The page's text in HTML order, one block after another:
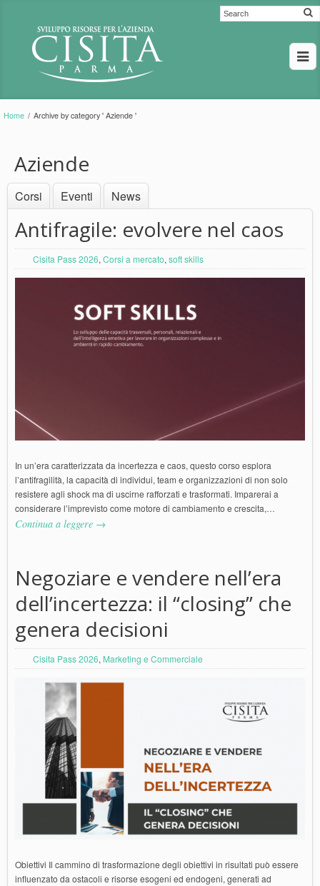
Home / Archive by category ' Aziende '
Aziende
Corsi Eventi News
Antifragile: evolvere nel caos
Cisita Pass 2026, Corsi a mercato, soft skills
In un’era caratterizzata da incertezza e caos, questo corso esplora
l’antifragilità, la capacità di individui, team e organizzazioni di non solo
resistere agli shock ma di uscirne rafforzati e trasformati. Imparerai a
considerare l’imprevisto come motore di cambiamento e crescita,…
Continua a leggere →
Negoziare e vendere nell’era
dell’incertezza: il “closing” che
genera decisioni
Cisita Pass 2026, Marketing e Commerciale
Obiettivi Il cammino di trasformazione degli obiettivi in risultati può essere
influenzato da ostacoli e risorse esogeni ed endogeni, generati ad